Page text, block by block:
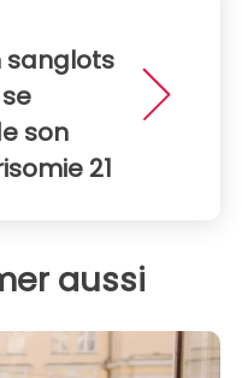
sanglots
son
21
aussi